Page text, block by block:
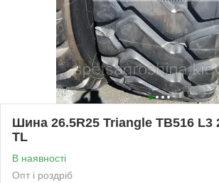
Шина 26.5R25 Triangle TB516 L3
TL
В наявності
Опт і роздріб